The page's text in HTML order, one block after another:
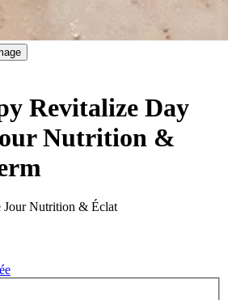
Revitalize Day
Nutrition &
Jour Nutrition & Éclat